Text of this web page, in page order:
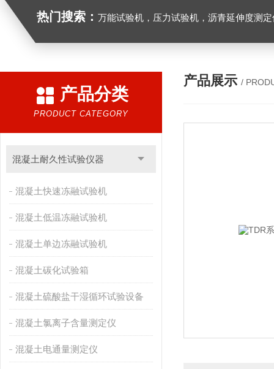
热门搜索： 万能试验机，压力试验机，沥青延伸度测定仪，沥青混合料拌合机，全自动沥青混合料离心式抽提仪，马歇尔电动
产品分类
PRODUCT CATEGORY
混凝土耐久性试验仪器
混凝土快速冻融试验机
混凝土低温冻融试验机
混凝土单边冻融试验机
混凝土碳化试验箱
混凝土硫酸盐干湿循环试验设备
混凝土氯离子含量测定仪
混凝土电通量测定仪
产品展示 /